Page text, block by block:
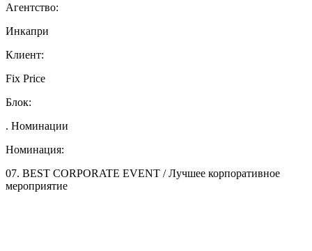
Агентство:
Инкапри
Клиент:
Fix Price
Блок:
. Номинации
Номинация:
07. BEST CORPORATE EVENT / Лучшее корпоративное
мероприятие